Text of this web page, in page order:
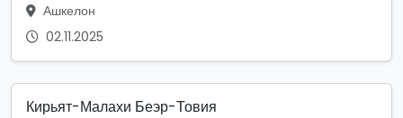
Ашкелон
02.11.2025
Кирьят-Малахи Беэр-Товия